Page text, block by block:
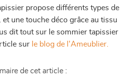
propose différents types de
une touche déco grâce au tissu
dit tout sur le sommier tapissier
sur le blog de l'Ameublier.
de cet article :